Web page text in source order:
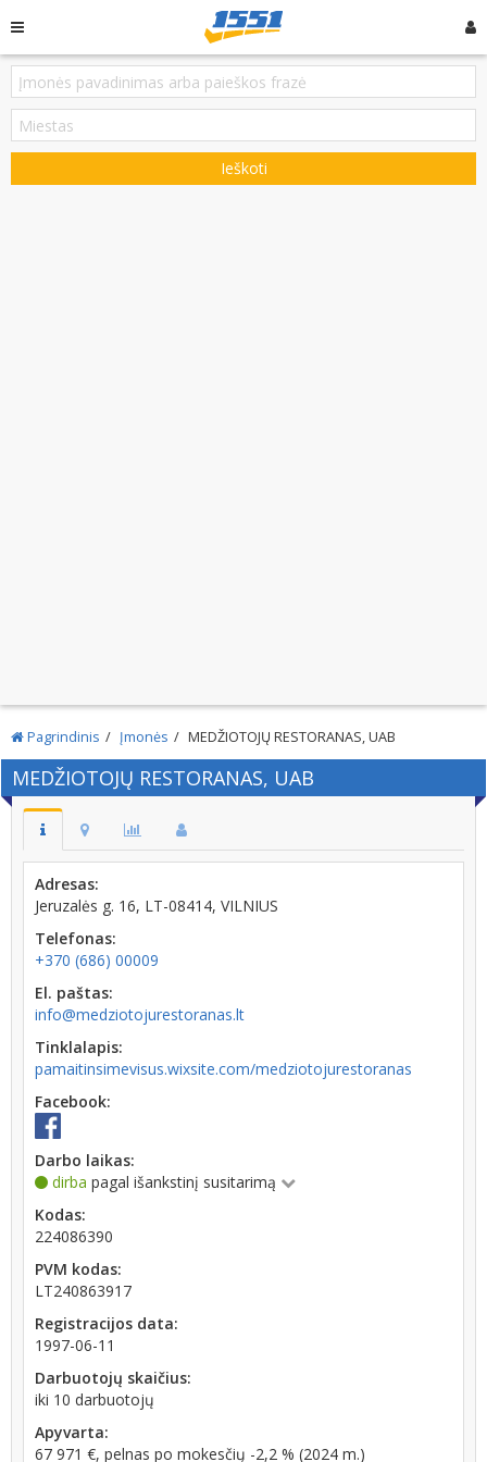
Ieškoti
Pagrindinis Įmonės MEDŽIOTOJŲ RESTORANAS, UAB
MEDŽIOTOJŲ RESTORANAS, UAB
Adresas:
Jeruzalės g. 16, LT-08414, VILNIUS
Telefonas:
+370 (686) 00009
El. paštas:
info@medziotojurestoranas.lt
Tinklalapis:
pamaitinsimevisus.wixsite.com/medziotojurestoranas
Facebook:
Darbo laikas:
dirba pagal išankstinį susitarimą
Kodas:
224086390
PVM kodas:
LT240863917
Registracijos data:
1997-06-11
Darbuotojų skaičius:
iki 10 darbuotojų
Apyvarta:
67 971 €, pelnas po mokesčių -2,2 % (2024 m.)